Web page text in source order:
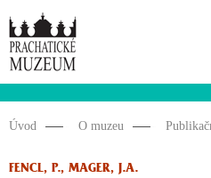
Úvod O muzeu
FENCL, P., MAGER, J.A.